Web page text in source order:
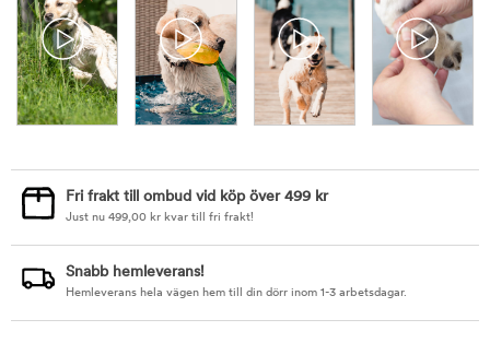
Fri frakt till ombud vid köp över 499 kr
Just nu 499,00 kr kvar till fri frakt!
Snabb hemleverans!
Hemleverans hela vägen hem till din dörr inom 1-3 arbetsdagar.